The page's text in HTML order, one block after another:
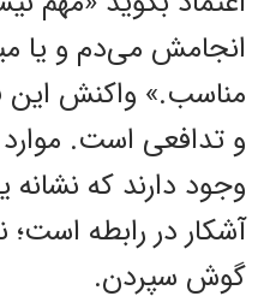
انجامش می‌دم و یا
مناسب.» واکنش این
و تدافعی است.
وجود دارند که
آشکار در رابطه است؛
گوش سپردن. ‏